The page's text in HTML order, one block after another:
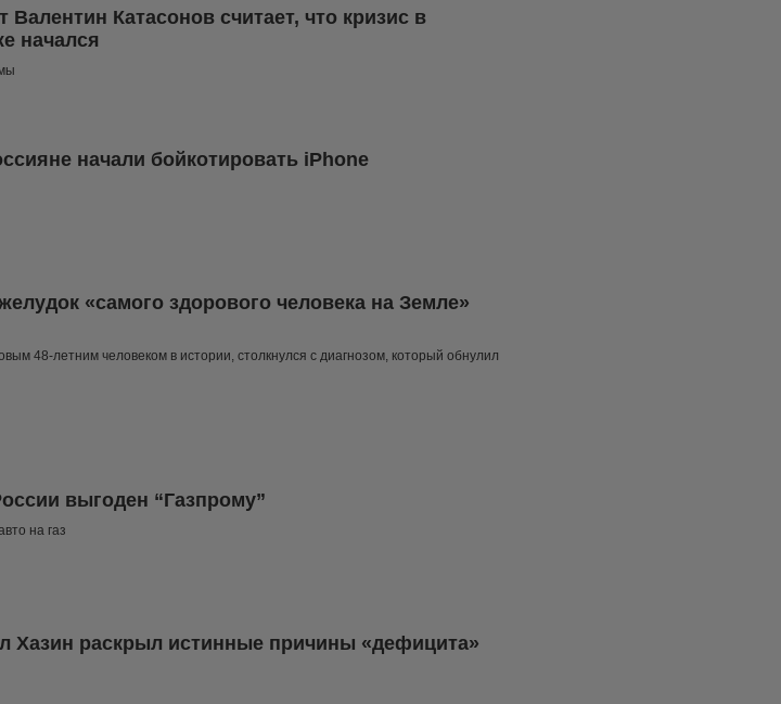
Катасонов считает, что кризис в
начался
начали бойкотировать iPhone
«самого здорового человека на Земле»
48-летним человеком в истории, столкнулся с диагнозом, который обнулил
выгоден “Газпрому”
на газ
Хазин раскрыл истинные причины «дефицита»